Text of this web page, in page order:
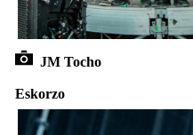
JM Tocho
Eskorzo